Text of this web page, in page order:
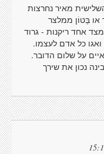
מאיר נחרצות
או בֶּטוֹן ממלצר
אחד ריקנות - גרוד
כל אדם לעצמו.
על שלום הדובר.
נכון את שירך